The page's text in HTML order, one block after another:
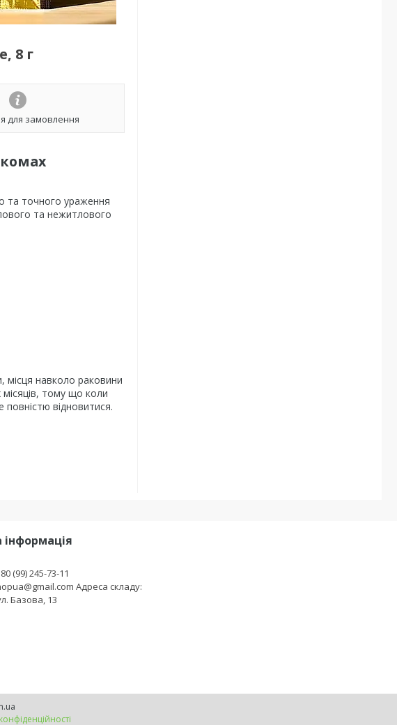
8 г
для замовлення
та точного ураження
та нежитлового
місця навколо раковини
місяців, тому що коли
повністю відновитися.
(99) 245-73-11
Адреса складу:
Базова, 13